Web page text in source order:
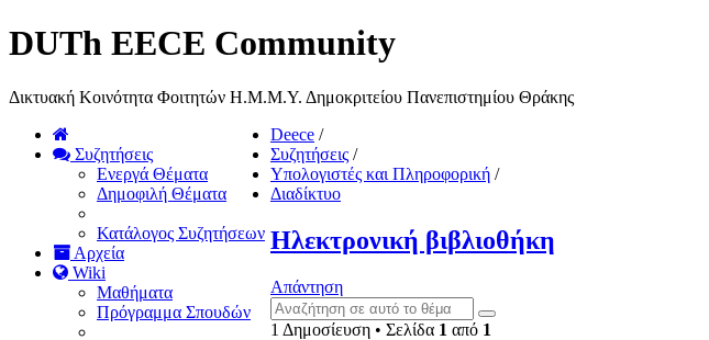
DUTh EECE Community
Δικτυακή Κοινότητα Φοιτητών Η.Μ.Μ.Υ. Δημοκριτείου Πανεπιστημίου Θράκης
Συζητήσεις
Ενεργά Θέματα
Δημοφιλή Θέματα
Κατάλογος Συζητήσεων
Αρχεία
Wiki
Μαθήματα
Πρόγραμμα Σπουδών
Deece /
Συζητήσεις /
Υπολογιστές και Πληροφορική /
Διαδίκτυο
Ηλεκτρονική βιβλιοθήκη
Απάντηση
1 Δημοσίευση • Σελίδα 1 από 1